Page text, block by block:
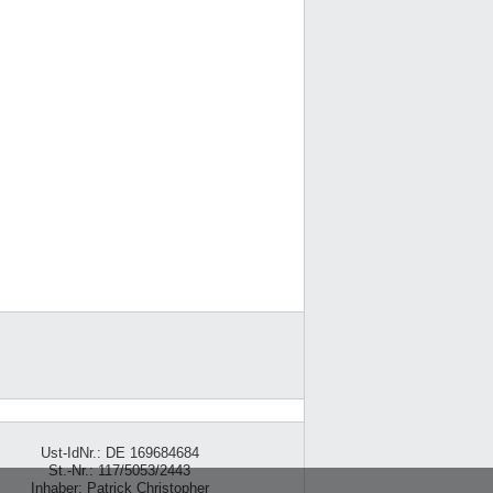
Ust-IdNr.: DE 169684684
St.-Nr.: 117/5053/2443
Inhaber: Patrick Christopher